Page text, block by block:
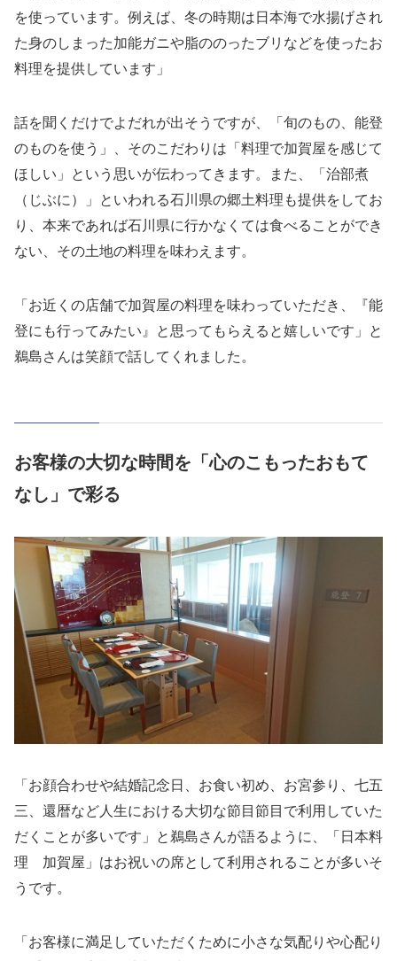
を使っています。例えば、冬の時期は日本海で水揚げされ
た身のしまった加能ガニや脂ののったブリなどを使ったお
料理を提供しています」
話を聞くだけでよだれが出そうですが、「旬のもの、能登
のものを使う」、そのこだわりは「料理で加賀屋を感じて
ほしい」という思いが伝わってきます。また、「治部煮
（じぶに）」といわれる石川県の郷土料理も提供をしてお
り、本来であれば石川県に行かなくては食べることができ
ない、その土地の料理を味わえます。
「お近くの店舗で加賀屋の料理を味わっていただき、『能
登にも行ってみたい』と思ってもらえると嬉しいです」と
鵜島さんは笑顔で話してくれました。
お客様の大切な時間を「心のこもったおもて
なし」で彩る
「お顔合わせや結婚記念日、お食い初め、お宮参り、七五
三、還暦など人生における大切な節目節目で利用していた
だくことが多いです」と鵜島さんが語るように、「日本料
理 加賀屋」はお祝いの席として利用されることが多いそ
うです。
「お客様に満足していただくために小さな気配りや心配り